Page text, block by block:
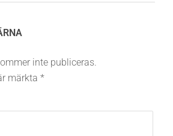
inte publiceras.
märkta *